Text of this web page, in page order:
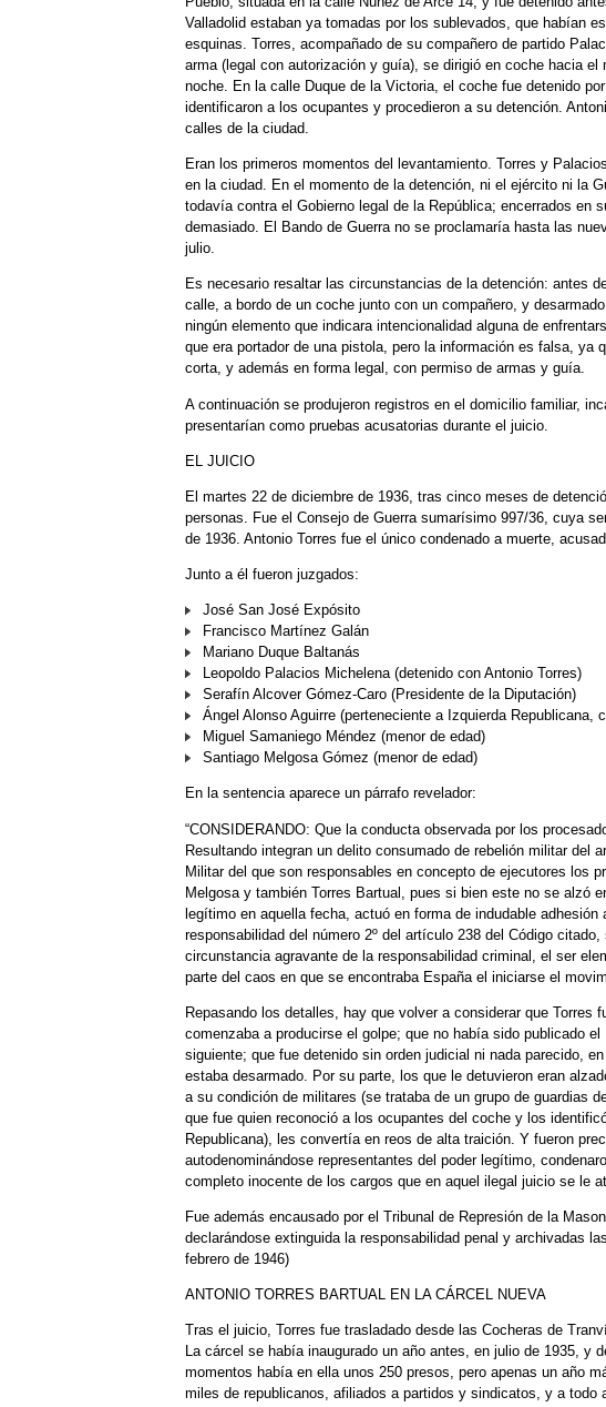
Valladolid estaban ya tomadas por los sublevados, que habían
esquinas. Torres, acompañado de su compañero de partido
arma (legal con autorización y guía), se dirigió en coche hacia
noche. En la calle Duque de la Victoria, el coche fue detenido
identificaron a los ocupantes y procedieron a su detención.
calles de la ciudad.
Eran los primeros momentos del levantamiento. Torres y
en la ciudad. En el momento de la detención, ni el ejército ni la
todavía contra el Gobierno legal de la República; encerrados en
demasiado. El Bando de Guerra no se proclamaría hasta las
julio.
Es necesario resaltar las circunstancias de la detención: antes
calle, a bordo de un coche junto con un compañero, y
ningún elemento que indicara intencionalidad alguna de
que era portador de una pistola, pero la información es falsa, ya
corta, y además en forma legal, con permiso de armas y guía.
A continuación se produjeron registros en el domicilio familiar,
presentarían como pruebas acusatorias durante el juicio.
EL JUICIO
El martes 22 de diciembre de 1936, tras cinco meses de
personas. Fue el Consejo de Guerra sumarísimo 997/36, cuya
de 1936. Antonio Torres fue el único condenado a muerte,
Junto a él fueron juzgados:
José San José Expósito
Francisco Martínez Galán
Mariano Duque Baltanás
Leopoldo Palacios Michelena (detenido con Antonio Torres)
Serafín Alcover Gómez-Caro (Presidente de la Diputación)
Ángel Alonso Aguirre (perteneciente a Izquierda Republicana,
Miguel Samaniego Méndez (menor de edad)
Santiago Melgosa Gómez (menor de edad)
En la sentencia aparece un párrafo revelador:
“CONSIDERANDO: Que la conducta observada por los
Resultando integran un delito consumado de rebelión militar del
Militar del que son responsables en concepto de ejecutores los
Melgosa y también Torres Bartual, pues si bien este no se alzó
legítimo en aquella fecha, actuó en forma de indudable
responsabilidad del número 2º del artículo 238 del Código
circunstancia agravante de la responsabilidad criminal, el ser
parte del caos en que se encontraba España el iniciarse el
Repasando los detalles, hay que volver a considerar que Torres
comenzaba a producirse el golpe; que no había sido publicado
siguiente; que fue detenido sin orden judicial ni nada parecido,
estaba desarmado. Por su parte, los que le detuvieron eran
a su condición de militares (se trataba de un grupo de guardias
que fue quien reconoció a los ocupantes del coche y los
Republicana), les convertía en reos de alta traición. Y fueron
autodenominándose representantes del poder legítimo,
completo inocente de los cargos que en aquel ilegal juicio se le
Fue además encausado por el Tribunal de Represión de la
declarándose extinguida la responsabilidad penal y archivadas
febrero de 1946)
ANTONIO TORRES BARTUAL EN LA CÁRCEL NUEVA
Tras el juicio, Torres fue trasladado desde las Cocheras de
La cárcel se había inaugurado un año antes, en julio de 1935, y
momentos había en ella unos 250 presos, pero apenas un año
miles de republicanos, afiliados a partidos y sindicatos, y a todo